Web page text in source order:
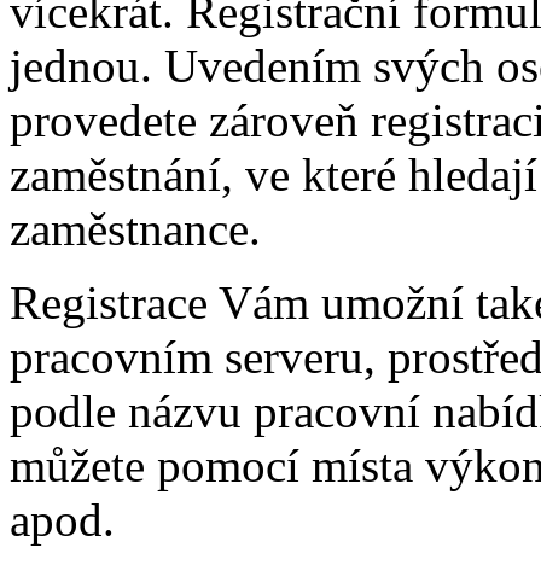
vícekrát. Registrační
jednou. Uvedením svých
provedete zároveň
zaměstnání, ve které
zaměstnance.
Registrace Vám umožní
pracovním serveru,
podle názvu pracovní
můžete pomocí místa
apod.